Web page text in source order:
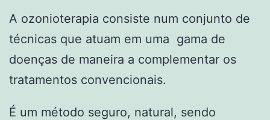
A ozonioterapia consiste num conjunto de
técnicas que atuam em uma gama de
doenças de maneira a complementar os
tratamentos convencionais.
É um método seguro, natural, sendo